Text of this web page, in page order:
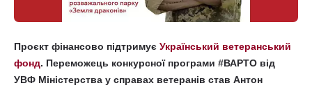
Проєкт фінансово підтримує Український ветеранський
фонд. Переможець конкурсної програми #ВАРТО від
УВФ Міністерства у справах ветеранів став Антон